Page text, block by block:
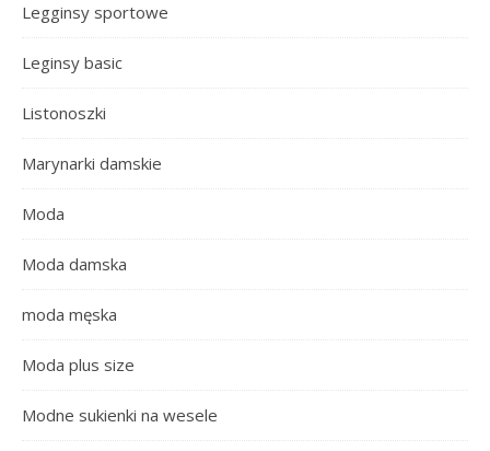
Legginsy sportowe
Leginsy basic
Listonoszki
Marynarki damskie
Moda
Moda damska
moda męska
Moda plus size
Modne sukienki na wesele